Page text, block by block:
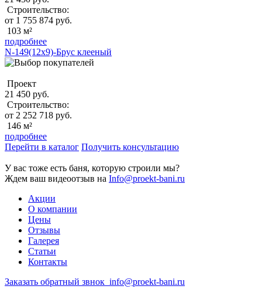
Строительство:
от 1 755 874 руб.
103 м²
подробнее
N-149(12x9)-Брус клееный
Проект
21 450 руб.
Строительство:
от 2 252 718 руб.
146 м²
подробнее
Перейти в каталог Получить консультацию
У вас тоже есть баня, которую строили мы?
Ждем ваш видеоотзыв на Info@proekt-bani.ru
Акции
О компании
Цены
Отзывы
Галерея
Статьи
Контакты
Заказать обратный звнок info@proekt-bani.ru